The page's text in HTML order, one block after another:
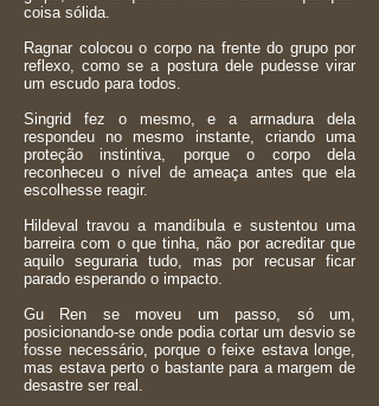
coisa sólida.
Ragnar colocou o corpo na frente do grupo por
reflexo, como se a postura dele pudesse virar
um escudo para todos.
Singrid fez o mesmo, e a armadura dela
respondeu no mesmo instante, criando uma
proteção instintiva, porque o corpo dela
reconheceu o nível de ameaça antes que ela
escolhesse reagir.
Hildeval travou a mandíbula e sustentou uma
barreira com o que tinha, não por acreditar que
aquilo seguraria tudo, mas por recusar ficar
parado esperando o impacto.
Gu Ren se moveu um passo, só um,
posicionando-se onde podia cortar um desvio se
fosse necessário, porque o feixe estava longe,
mas estava perto o bastante para a margem de
desastre ser real.